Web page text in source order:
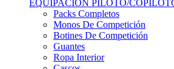
Monos De Competición
Botines De Competición
Guantes
Ropa Interior
Cascos
Sistemas Hans